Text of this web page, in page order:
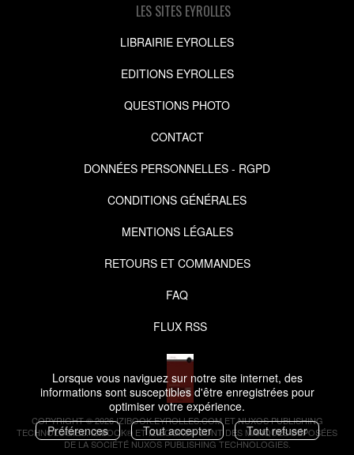
Lorsque vous naviguez sur notre site internet, des
informations sont susceptibles d'être enregistrées pour
optimiser votre expérience.
Préférences
Tout accepter Tout refuser
LES SITES EYROLLES
LIBRAIRIE EYROLLES
EDITIONS EYROLLES
QUESTIONS PHOTO
CONTACT
DONNÉES PERSONNELLES - RGPD
CONDITIONS GÉNÉRALES
MENTIONS LÉGALES
RETOURS ET COMMANDES
FAQ
FLUX RSS
COPYRIGHT © 2026 IZIBOOK.EYROLLES.COM ET NUXOS PUBLISHING
TECHNOLOGIES.IZIBOOK® ETIZIBOOKS®SONT DES MARQUES DÉPOSÉES
DE LA SOCIÉTÉ NUXOS PUBLISHING TECHNOLOGIES.